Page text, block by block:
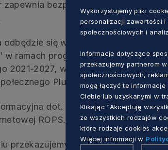
bezpłatny nocleg
odbędzie się w związku z realizacją
w ramach programu Fundusze
2021-2027, współfinansowanego ze
Plus.
dot. projektu „Włączamy
ROPS.
przekazujemy Państwu program
Wykorzystujemy pliki
personalizacji zawartości
społecznościowych i
Informacje dotyczące
przekazujemy partnerom
społecznościowych,
mogą łączyć te
Ciebie lub uzyskanymi w
Klikając “Akceptuję
ze wszystkich rodzajów
które rodzaje cookies
Więcej informacji w